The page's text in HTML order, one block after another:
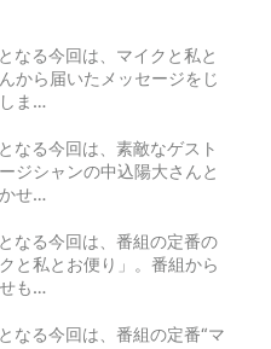
なる今回は、マイクと私と
から届いたメッセージをじ
ま…
なる今回は、素敵なゲスト
ジシャンの中込陽大さんと
せ…
なる今回は、番組の定番の
と私とお便り」。番組から
も…
なる今回は、番組の定番“マ